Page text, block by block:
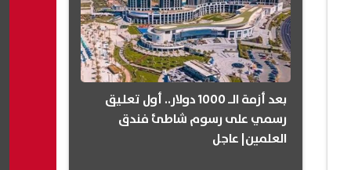
بعد أزمة الـ 1000 دولار.. أول تعليق
رسمي على رسوم شاطئ فندق
العلمين| عاجل